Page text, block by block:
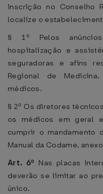
inscrição no Conselho
localize o
§ 1º Pelos
hospitalização e
seguradoras e afins
Regional de
médicos.
§ 2º Os diretores
os médicos em geral
cumprir o mandamento
Manual da Codame,
Art. 6º Nas placas
deverão se limitar ao
único.